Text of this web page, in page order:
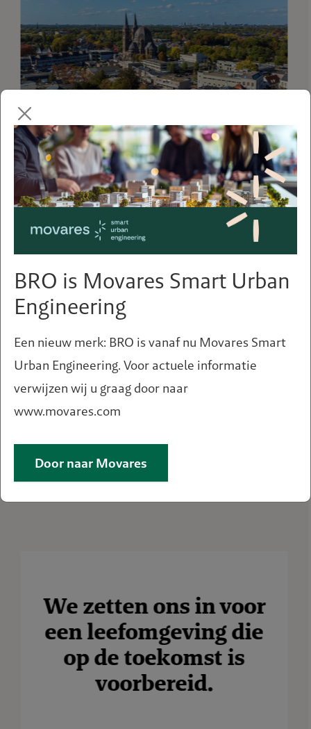
ARTIKELEN
Binnenstedelijk verdichten: niet
makkelijk, wel nodig
THEMA
Postfossiel
BRO is Movares Smart Urban
Engineering
Een nieuw merk: BRO is vanaf nu Movares Smart
Urban Engineering. Voor actuele informatie
verwijzen wij u graag door naar
www.movares.com
Door naar Movares